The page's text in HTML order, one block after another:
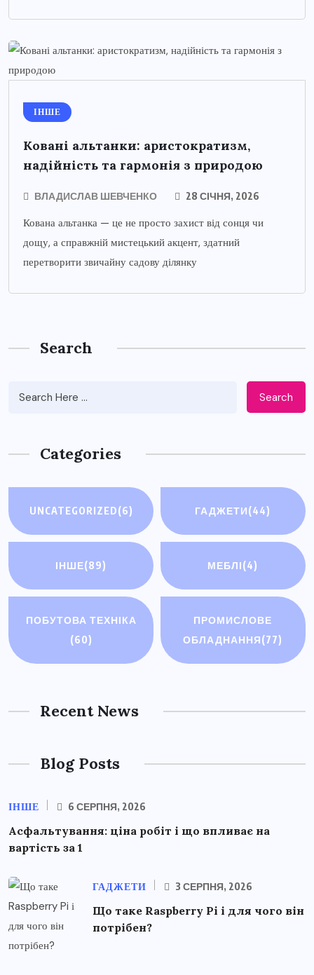
ІНШЕ
Ковані альтанки: аристократизм,
надійність та гармонія з природою
ВЛАДИСЛАВ ШЕВЧЕНКО 28 СІЧНЯ, 2026
Кована альтанка — це не просто захист від сонця чи
дощу, а справжній мистецький акцент, здатний
перетворити звичайну садову ділянку
Search
Search
Categories
UNCATEGORIZED(6) ГАДЖЕТИ(44)
ІНШЕ(89) МЕБЛІ(4)
ПОБУТОВА ТЕХНІКА
(60)
ПРОМИСЛОВЕ
ОБЛАДНАННЯ(77)
Recent News
Blog Posts
ІНШЕ 6 СЕРПНЯ, 2026
Асфальтування: ціна робіт і що впливає на
вартість за 1
ГАДЖЕТИ 3 СЕРПНЯ, 2026
Що таке Raspberry Pi і для чого він
потрібен?